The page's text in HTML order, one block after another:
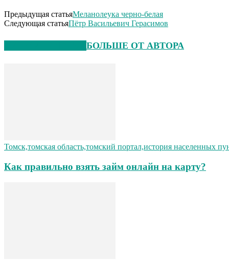
Предыдущая статьяМеланолеука черно-белая
Следующая статьяПётр Васильевич Герасимов
БОЛЬШЕ ОТ АВТОРА
Томск,томская область,томский портал,история населенных
Как правильно взять займ онлайн на карту?